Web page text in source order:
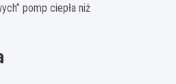
pomp ciepła niż